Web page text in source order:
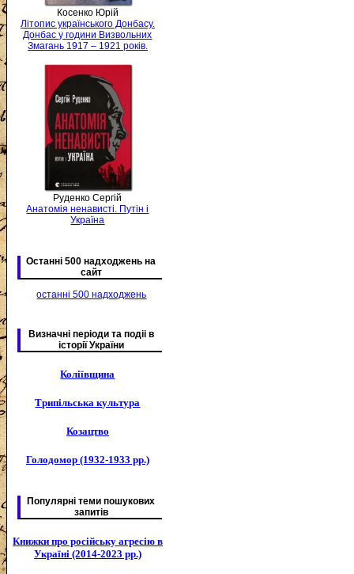
Косенко Юрій
Літопис українського Донбасу.
Донбас у години Визвольних
Змагань 1917 – 1921 років.
Руденко Сергій
Анатомія ненависті. Путін і
Україна
Останні 500 надходжень на
сайт
останні 500 надходжень
Визначні періоди та подіі в
історії України
Коліївщина
Трипільська культура
Козацтво
Голодомор (1932-1933 рр.)
Популярні теми пошукових
запитів
Книжки про російську агресію в
Україні (2014-2023 рр.)